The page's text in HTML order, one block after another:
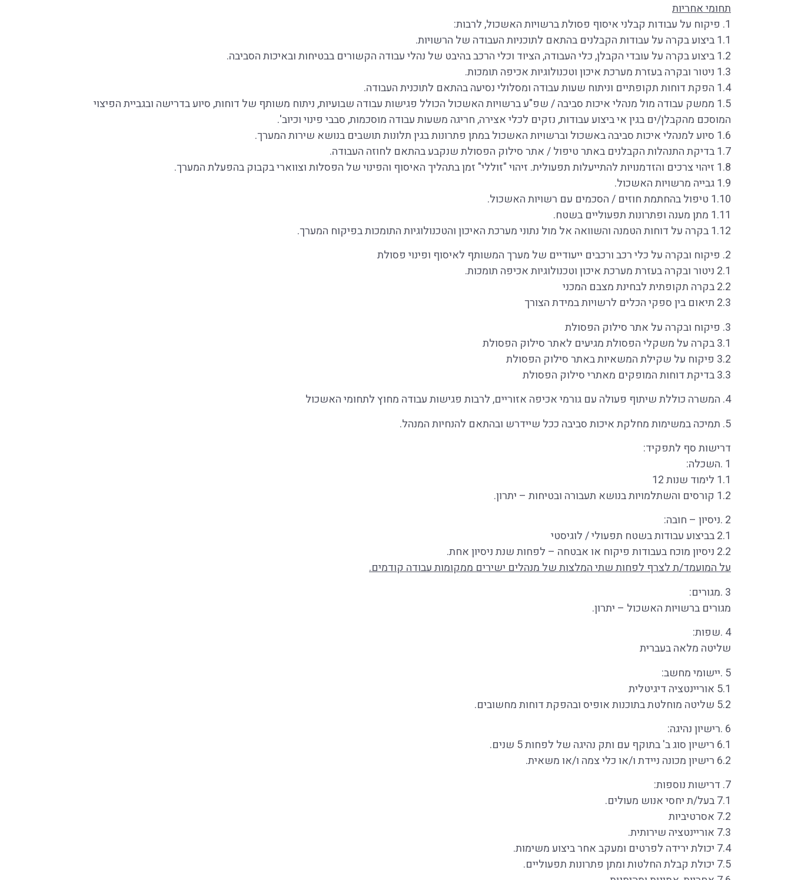
תחומי אחריות
1. פיקוח על עבודות קבלני איסוף פסולת ברשויות האשכול, לרבות:
1.1 ביצוע בקרה על עבודות הקבלנים בהתאם לתוכניות העבודה של הרשויות.
1.2 ביצוע בקרה על עובדי הקבלן, כלי העבודה, הציוד וכלי הרכב בהיבט של נהלי עבודה הקשורים בבטיחות ובאיכות הסביבה.
1.3 ניטור ובקרה בעזרת מערכת איכון וטכנולוגיות אכיפה תומכות.
1.4 הפקת דוחות תקופתיים וניתוח שעות עבודה ומסלולי נסיעה בהתאם לתוכנית העבודה.
1.5 ממשק עבודה מול מנהלי איכות סביבה / שפ"ע ברשויות האשכול הכולל פגישות עבודה שבועיות, ניתוח משותף של דוחות, סיוע בדרישה ובגביית הפיצוי
המוסכם מהקבלן/ים בגין אי ביצוע עבודות, נזקים לכלי אצירה, חריגה משעות עבודה מוסכמות, סבבי פינוי וכיוב'.
1.6 סיוע למנהלי איכות סביבה באשכול וברשויות האשכול במתן פתרונות בגין תלונות תושבים בנושא שירות המערך.
1.7 בדיקת התנהלות הקבלנים באתר טיפול / אתר סילוק הפסולת שנקבע בהתאם לחוזה העבודה.
1.8 זיהוי צרכים והזדמנויות להתייעלות תפעולית. זיהוי "זוללי" זמן בתהליך האיסוף והפינוי של הפסלות וצווארי בקבוק בהפעלת המערך.
1.9 גבייה מרשויות האשכול.
1.10 טיפול בהחתמת חוזים / הסכמים עם רשויות האשכול.
1.11 מתן מענה ופתרונות תפעוליים בשטח.
1.12 בקרה על דוחות הטמנה והשוואה אל מול נתוני מערכת האיכון והטכנולוגיות התומכות בפיקוח המערך.
2. פיקוח ובקרה על כלי רכב ורכבים ייעודיים של מערך המשותף לאיסוף ופינוי פסולת
2.1 ניטור ובקרה בעזרת מערכת איכון וטכנולוגיות אכיפה תומכות.
2.2 בקרה תקופתית לבחינת מצבם המכני
2.3 תיאום בין ספקי הכלים לרשויות במידת הצורך
3. פיקוח ובקרה על אתר סילוק הפסולת
3.1 בקרה על משקלי הפסולת מגיעים לאתר סילוק הפסולת
3.2 פיקוח על שקילת המשאיות באתר סילוק הפסולת
3.3 בדיקת דוחות המופקים מאתרי סילוק הפסולת
4. המשרה כוללת שיתוף פעולה עם גורמי אכיפה אזוריים, לרבות פגישות עבודה מחוץ לתחומי האשכול
5. תמיכה במשימות מחלקת איכות סביבה ככל שיידרש ובהתאם להנחיות המנהל.
דרישות סף לתפקיד:
1 .השכלה:
1.1 לימוד שנות 12
1.2 קורסים והשתלמויות בנושא תעבורה ובטיחות – יתרון.
2 .ניסיון – חובה:
2.1 בביצוע עבודות בשטח תפעולי / לוגיסטי
2.2 ניסיון מוכח בעבודות פיקוח או אבטחה – לפחות שנת ניסיון אחת.
על המועמד/ת לצרף לפחות שתי המלצות של מנהלים ישירים ממקומות עבודה קודמים.
3 .מגורים:
מגורים ברשויות האשכול – יתרון.
4 .שפות:
שליטה מלאה בעברית
5 .יישומי מחשב:
5.1 אוריינטציה דיגיטלית
5.2 שליטה מוחלטת בתוכנות אופיס ובהפקת דוחות מחשובים.
6 .רישיון נהיגה:
6.1 רישיון סוג ב' בתוקף עם ותק נהיגה של לפחות 5 שנים.
6.2 רישיון מכונה ניידת ו/או כלי צמה ו/או משאית.
7. דרישות נוספות:
7.1 בעל/ת יחסי אנוש מעולים.
7.2 אסרטיביות
7.3 אוריינטציה שירותית.
7.4 יכולת ירידה לפרטים ומעקב אחר ביצוע משימות.
7.5 יכולת קבלת החלטות ומתן פתרונות תפעוליים.